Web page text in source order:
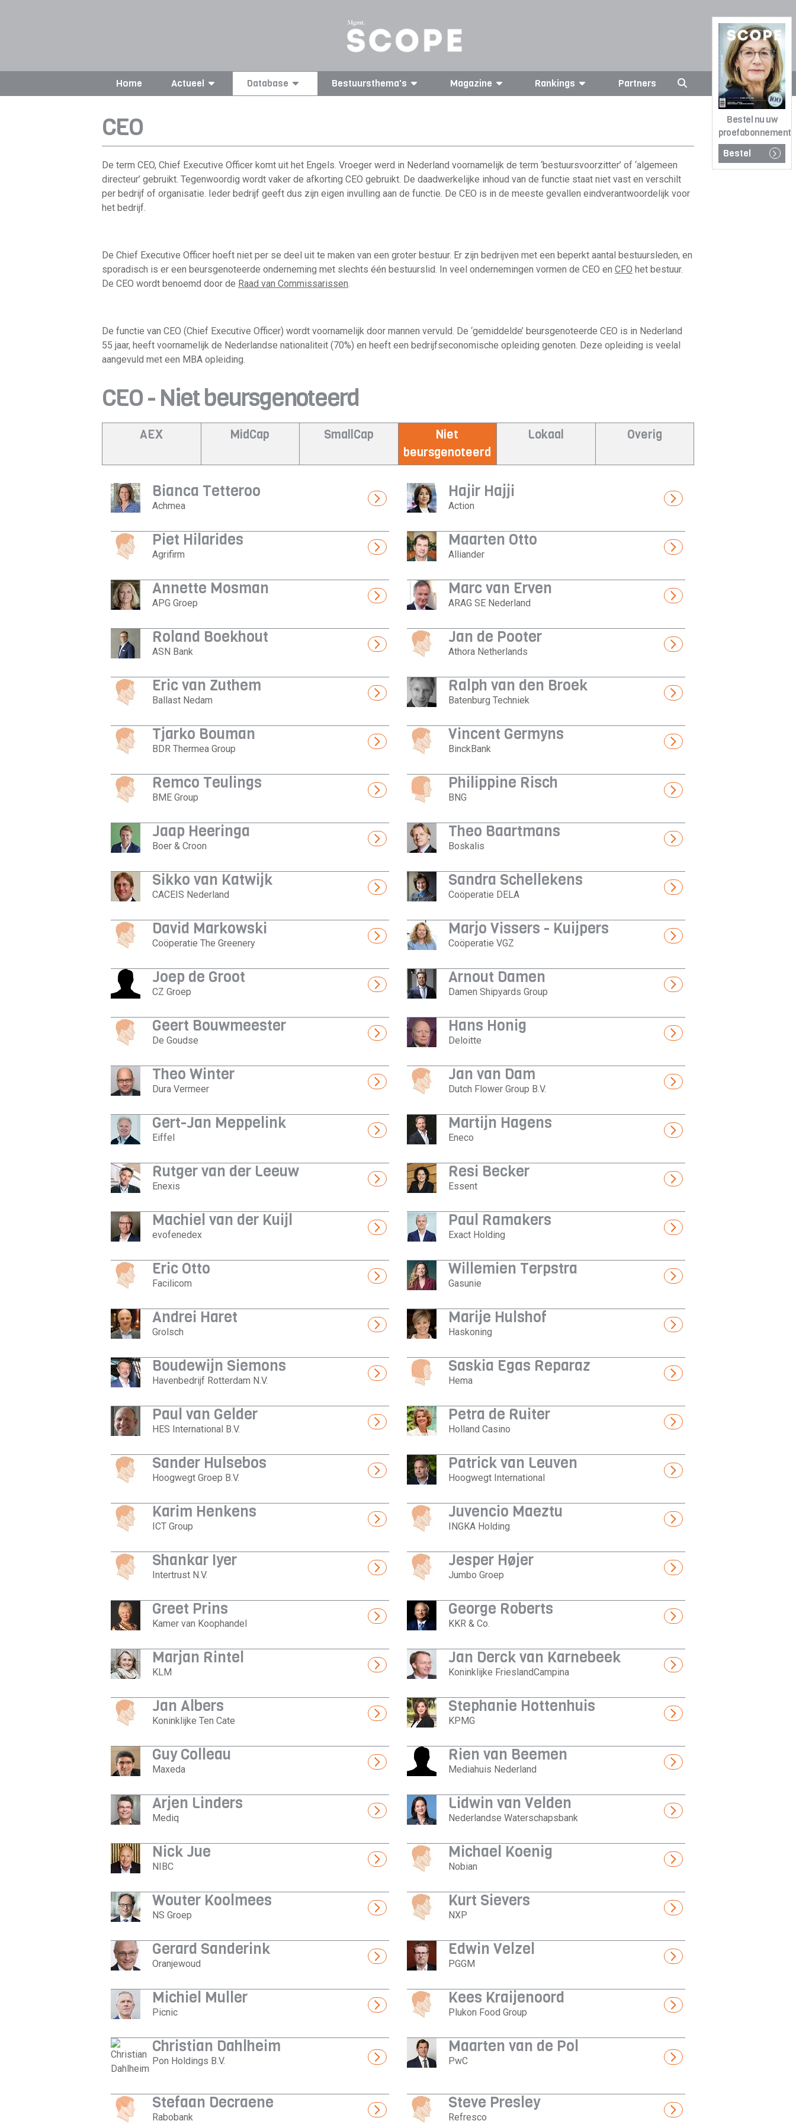
Bestel nu uw
proefabonnement
Bestel
Home Actueel Database Bestuursthema's Magazine Rankings Partners
CEO
De term CEO, Chief Executive Officer komt uit het Engels. Vroeger werd in Nederland voornamelijk de term ‘bestuursvoorzitter’ of ‘algemeen
directeur’ gebruikt. Tegenwoordig wordt vaker de afkorting CEO gebruikt. De daadwerkelijke inhoud van de functie staat niet vast en verschilt
per bedrijf of organisatie. Ieder bedrijf geeft dus zijn eigen invulling aan de functie. De CEO is in de meeste gevallen eindverantwoordelijk voor
het bedrijf.
De Chief Executive Officer hoeft niet per se deel uit te maken van een groter bestuur. Er zijn bedrijven met een beperkt aantal bestuursleden, en
sporadisch is er een beursgenoteerde onderneming met slechts één bestuurslid. In veel ondernemingen vormen de CEO en CFO het bestuur.
De CEO wordt benoemd door de Raad van Commissarissen.
De functie van CEO (Chief Executive Officer) wordt voornamelijk door mannen vervuld. De ‘gemiddelde’ beursgenoteerde CEO is in Nederland
55 jaar, heeft voornamelijk de Nederlandse nationaliteit (70%) en heeft een bedrijfseconomische opleiding genoten. Deze opleiding is veelal
aangevuld met een MBA opleiding.
CEO - Niet beursgenoteerd
AEX MidCap SmallCap
Niet
beursgenoteerd
Lokaal Overig
Bianca Tetteroo
Achmea
Hajir Hajji
Action
Piet Hilarides
Agrifirm
Maarten Otto
Alliander
Annette Mosman
APG Groep
Marc van Erven
ARAG SE Nederland
Roland Boekhout
ASN Bank
Jan de Pooter
Athora Netherlands
Eric van Zuthem
Ballast Nedam
Ralph van den Broek
Batenburg Techniek
Tjarko Bouman
BDR Thermea Group
Vincent Germyns
BinckBank
Remco Teulings
BME Group
Philippine Risch
BNG
Jaap Heeringa
Boer & Croon
Theo Baartmans
Boskalis
Sikko van Katwijk
CACEIS Nederland
Sandra Schellekens
Coöperatie DELA
David Markowski
Coöperatie The Greenery
Marjo Vissers - Kuijpers
Coöperatie VGZ
Joep de Groot
CZ Groep
Arnout Damen
Damen Shipyards Group
Geert Bouwmeester
De Goudse
Hans Honig
Deloitte
Theo Winter
Dura Vermeer
Jan van Dam
Dutch Flower Group B.V.
Gert-Jan Meppelink
Eiffel
Martijn Hagens
Eneco
Rutger van der Leeuw
Enexis
Resi Becker
Essent
Machiel van der Kuijl
evofenedex
Paul Ramakers
Exact Holding
Eric Otto
Facilicom
Willemien Terpstra
Gasunie
Andrei Haret
Grolsch
Marije Hulshof
Haskoning
Boudewijn Siemons
Havenbedrijf Rotterdam N.V.
Saskia Egas Reparaz
Hema
Paul van Gelder
HES International B.V.
Petra de Ruiter
Holland Casino
Sander Hulsebos
Hoogwegt Groep B.V.
Patrick van Leuven
Hoogwegt International
Karim Henkens
ICT Group
Juvencio Maeztu
INGKA Holding
Shankar Iyer
Intertrust N.V.
Jesper Højer
Jumbo Groep
Greet Prins
Kamer van Koophandel
George Roberts
KKR & Co.
Marjan Rintel
KLM
Jan Derck van Karnebeek
Koninklijke FrieslandCampina
Jan Albers
Koninklijke Ten Cate
Stephanie Hottenhuis
KPMG
Guy Colleau
Maxeda
Rien van Beemen
Mediahuis Nederland
Arjen Linders
Mediq
Lidwin van Velden
Nederlandse Waterschapsbank
Nick Jue
NIBC
Michael Koenig
Nobian
Wouter Koolmees
NS Groep
Kurt Sievers
NXP
Gerard Sanderink
Oranjewoud
Edwin Velzel
PGGM
Michiel Muller
Picnic
Kees Kraijenoord
Plukon Food Group
Christian Dahlheim
Pon Holdings B.V.
Maarten van de Pol
PwC
Stefaan Decraene
Rabobank
Steve Presley
Refresco